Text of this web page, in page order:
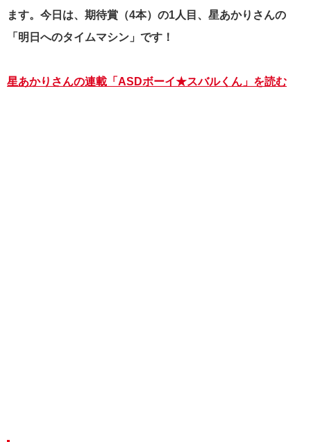
ます。今日は、期待賞（4本）の1人目、星あかりさんの
「明日へのタイムマシン」です！
星あかりさんの連載「ASDボーイ★スバルくん」を読む